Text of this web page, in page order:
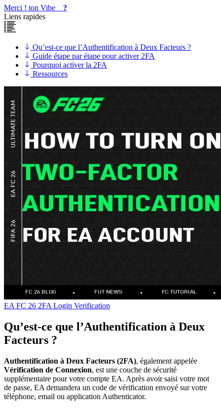
Merci ! ton Vibe
?
Liens rapides
Qu’est-ce que l’Authentification à Deux Facteurs ?
Guide étape par étape pour activer 2FA
Pourquoi activer la 2FA
Ressources
EA FC 26 2FA Login Verification
Qu’est-ce que l’Authentification à Deux
Facteurs ?
Authentification à Deux Facteurs (2FA), également appelée
Vérification de Connexion, est une couche de sécurité
supplémentaire pour votre compte EA. Après avoir saisi votre mot
de passe, EA demandera un code de vérification envoyé sur votre
téléphone, email ou application Authenticator.